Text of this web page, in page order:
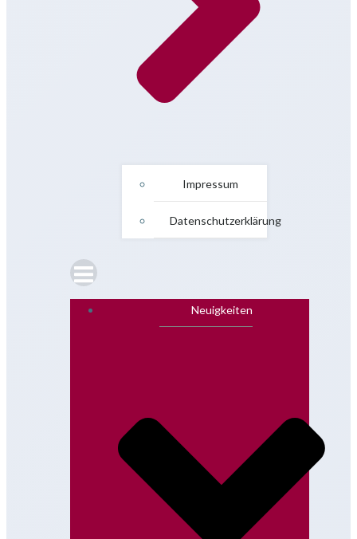
Impressum
Datenschutzerklärung
Neuigkeiten